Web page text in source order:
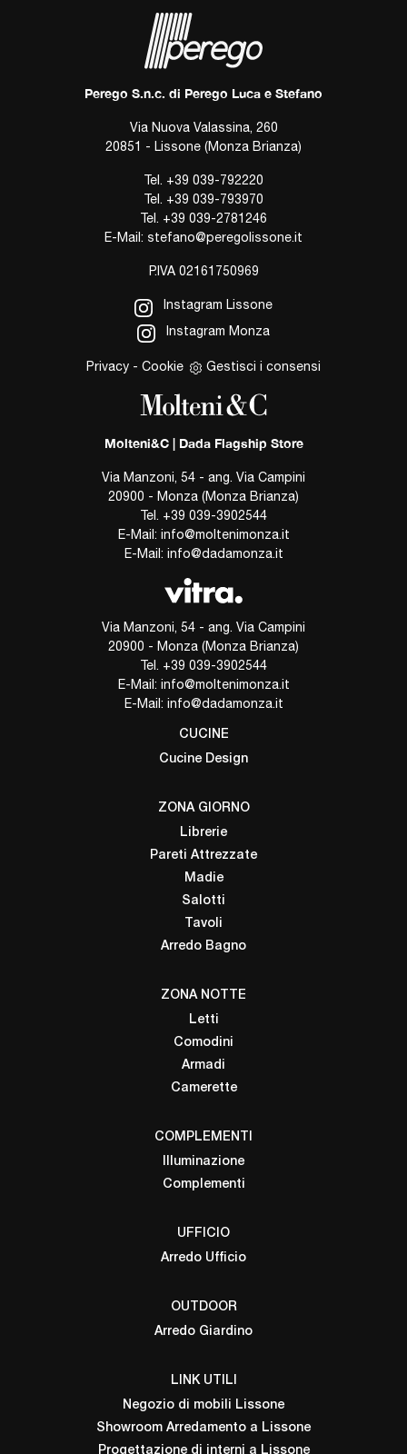
Perego S.n.c. di Perego Luca e Stefano
Via Nuova Valassina, 260
20851 - Lissone (Monza Brianza)
Tel. +39 039-792220
Tel. +39 039-793970
Tel. +39 039-2781246
E-Mail: stefano@peregolissone.it
P.IVA 02161750969
Instagram Lissone
Instagram Monza
Privacy - Cookie Gestisci i consensi
Molteni&C | Dada Flagship Store
Via Manzoni, 54 - ang. Via Campini
20900 - Monza (Monza Brianza)
Tel. +39 039-3902544
E-Mail: info@moltenimonza.it
E-Mail: info@dadamonza.it
Via Manzoni, 54 - ang. Via Campini
20900 - Monza (Monza Brianza)
Tel. +39 039-3902544
E-Mail: info@moltenimonza.it
E-Mail: info@dadamonza.it
CUCINE
Cucine Design
ZONA GIORNO
Librerie
Pareti Attrezzate
Madie
Salotti
Tavoli
Arredo Bagno
ZONA NOTTE
Letti
Comodini
Armadi
Camerette
COMPLEMENTI
Illuminazione
Complementi
UFFICIO
Arredo Ufficio
OUTDOOR
Arredo Giardino
LINK UTILI
Negozio di mobili Lissone
Showroom Arredamento a Lissone
Progettazione di interni a Lissone